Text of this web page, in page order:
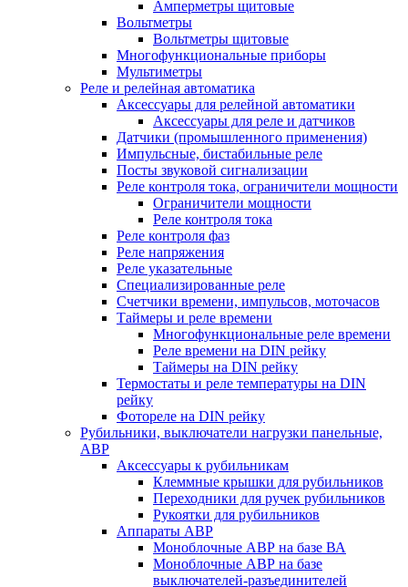
Амперметры щитовые
Вольтметры
Вольтметры щитовые
Многофункциональные приборы
Мультиметры
Реле и релейная автоматика
Аксессуары для релейной автоматики
Аксессуары для реле и датчиков
Датчики (промышленного применения)
Импульсные, бистабильные реле
Посты звуковой сигнализации
Реле контроля тока, ограничители мощности
Ограничители мощности
Реле контроля тока
Реле контроля фаз
Реле напряжения
Реле указательные
Специализированные реле
Счетчики времени, импульсов, моточасов
Таймеры и реле времени
Многофункциональные реле времени
Реле времени на DIN рейку
Таймеры на DIN рейку
Термостаты и реле температуры на DIN
рейку
Фотореле на DIN рейку
Рубильники, выключатели нагрузки панельные,
АВР
Аксессуары к рубильникам
Клеммные крышки для рубильников
Переходники для ручек рубильников
Рукоятки для рубильников
Аппараты АВР
Моноблочные АВР на базе ВА
Моноблочные АВР на базе
выключателей-разъединителей